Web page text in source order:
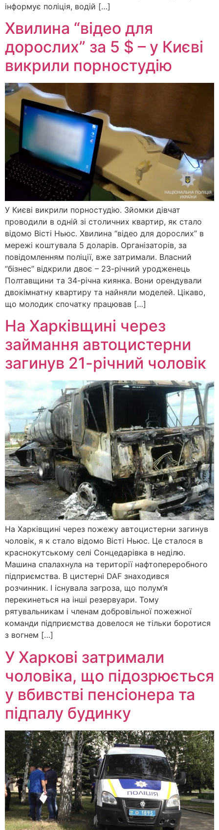
інформує поліція, водій […]
Хвилина “відео для
дорослих” за 5 $ – у Києві
викрили порностудію
У Києві викрили порностудію. Зйомки дівчат
проводили в одній зі столичних квартир, як стало
відомо Вісті Ньюс. Хвилина “відео для дорослих” в
мережі коштувала 5 доларів. Організаторів, за
повідомленням поліції, вже затримали. Власний
“бізнес” відкрили двоє – 23-річний уродженець
Полтавщини та 34-річна киянка. Вони орендували
двокімнатну квартиру та найняли моделей. Цікаво,
що молодик спочатку працював […]
На Харківщині через
займання автоцистерни
загинув 21-річний чоловік
На Харківщині через пожежу автоцистерни загинув
чоловік, я к стало відомо Вісті Ньюс. Це сталося в
краснокутському селі Сонцедарівка в неділю.
Машина спалахнула на території нафтопереробного
підприємства. В цистерні DAF знаходився
розчинник. І існувала загроза, що полум’я
перекинеться на інші резервуари. Тому
рятувальникам і членам добровільної пожежної
команди підприємства довелося не тільки боротися
з вогнем […]
У Харкові затримали
чоловіка, що підозрюється
у вбивстві пенсіонера та
підпалу будинку